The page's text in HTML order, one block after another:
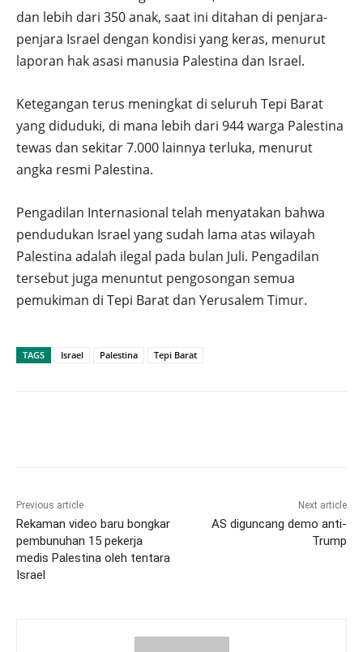
dan lebih dari 350 anak, saat ini ditahan di penjara-
penjara Israel dengan kondisi yang keras, menurut
laporan hak asasi manusia Palestina dan Israel.
Ketegangan terus meningkat di seluruh Tepi Barat
yang diduduki, di mana lebih dari 944 warga Palestina
tewas dan sekitar 7.000 lainnya terluka, menurut
angka resmi Palestina.
Pengadilan Internasional telah menyatakan bahwa
pendudukan Israel yang sudah lama atas wilayah
Palestina adalah ilegal pada bulan Juli. Pengadilan
tersebut juga menuntut pengosongan semua
pemukiman di Tepi Barat dan Yerusalem Timur.
TAGS Israel Palestina Tepi Barat
Previous article
Rekaman video baru bongkar
pembunuhan 15 pekerja
medis Palestina oleh tentara
Israel
Next article
AS diguncang demo anti-
Trump